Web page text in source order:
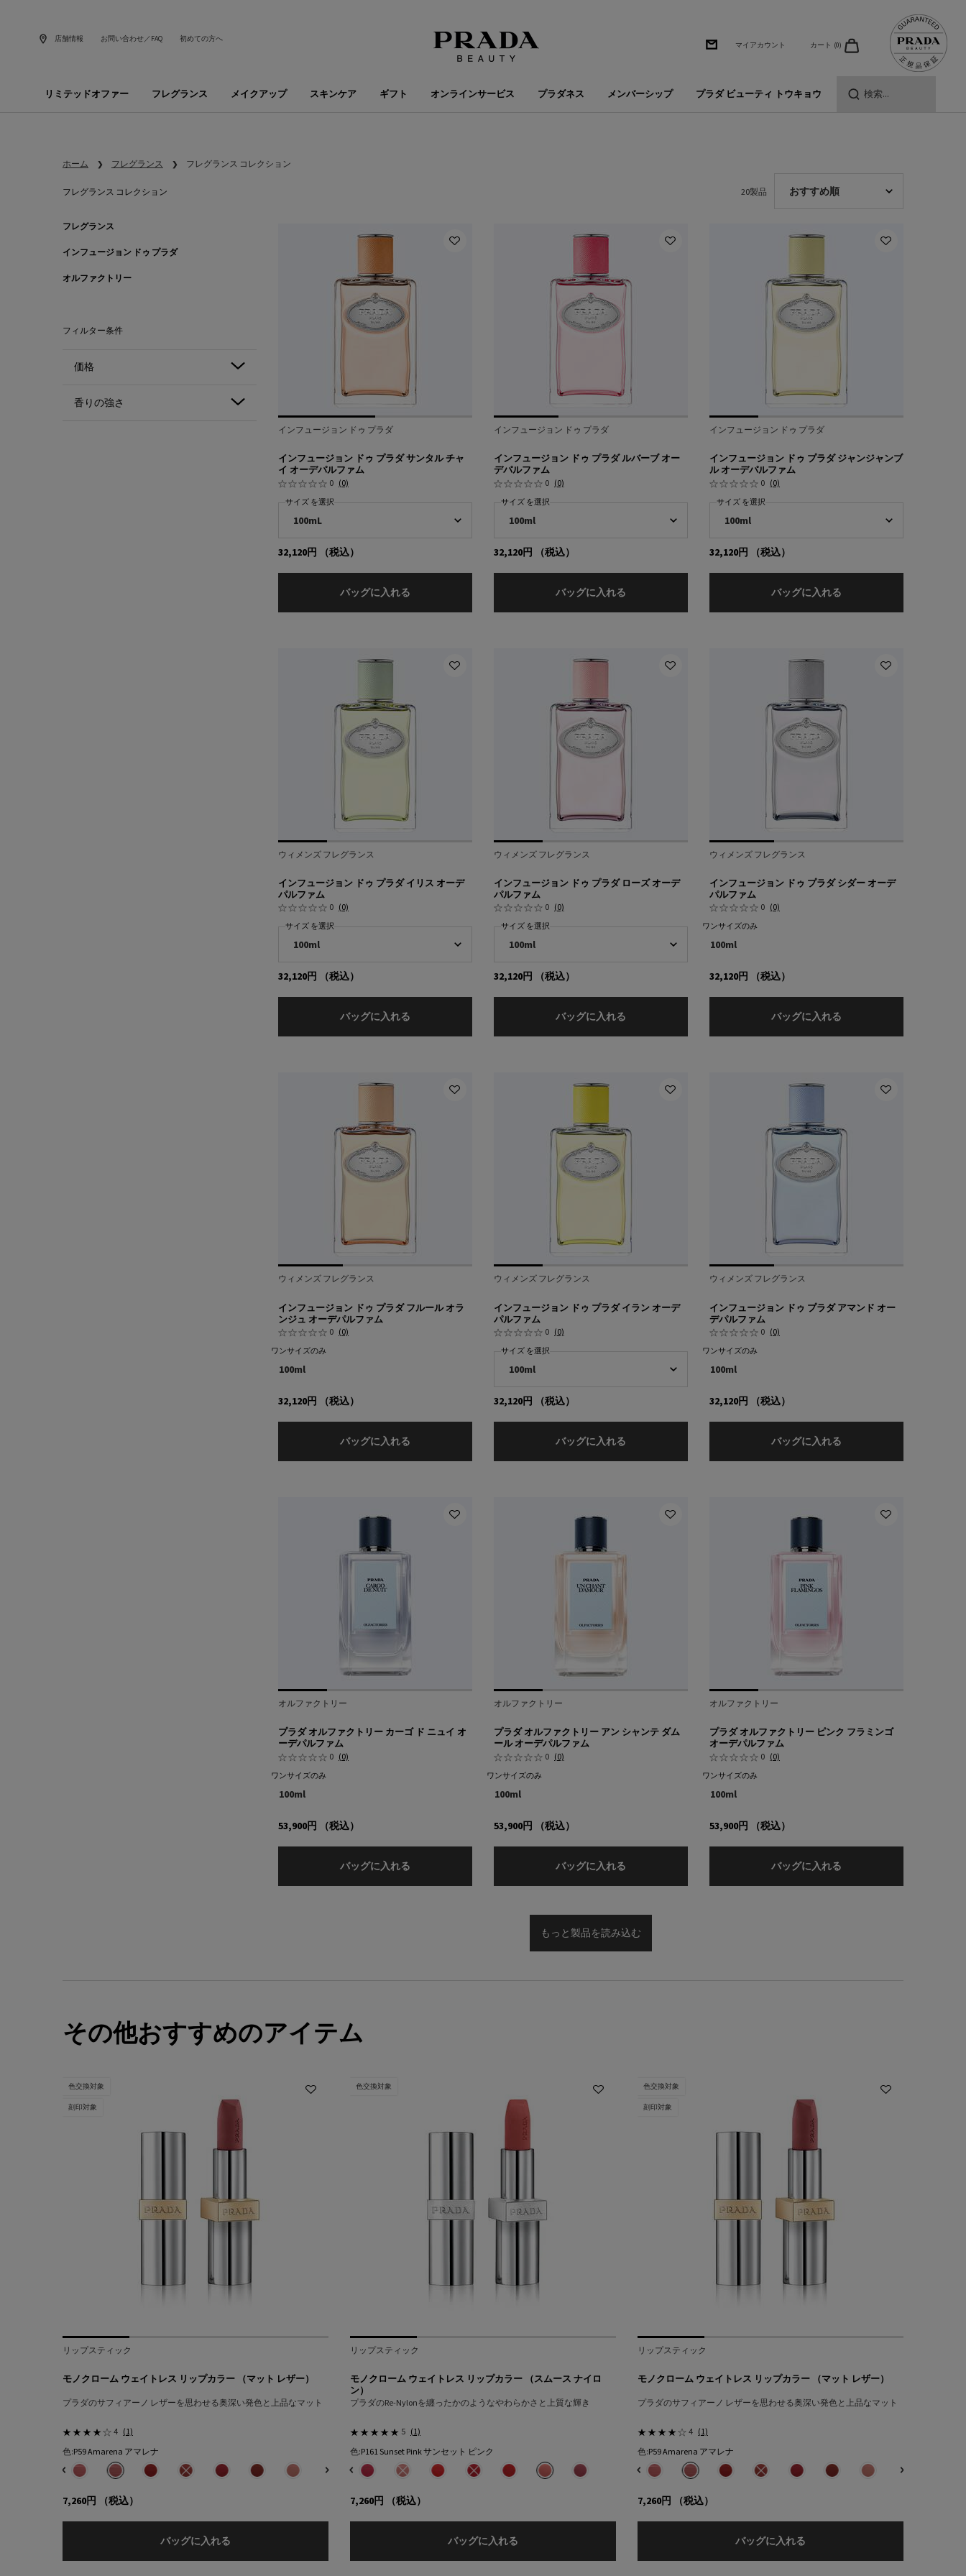
店舗情報 お問い合わせ／FAQ 初めての方へ
マイアカウント カート 0
リミテッドオファー フレグランス メイクアップ スキンケア ギフト オンラインサービス プラダネス メンバーシップ プラダ ビューティ トウキョウ 検索...
ホーム フレグランス フレグランス コレクション
フレグランス コレクション 20製品
フレグランス コレクション
フレグランス
インフュージョン ドゥ プラダ
オルファクトリー
フィルター条件
価格
香りの強さ
インフュージョン ドゥ プラダ
インフュージョン ドゥ プラダ サンタル チャ
イ オーデパルファム
0 (0)
サイズ を選択
32,120円 （税込）
バッグに入れる インフュージョン ドゥ プラダ サンタル チャイ オーデパルファム
インフュージョン ドゥ プラダ
インフュージョン ドゥ プラダ ルバーブ オー
デパルファム
0 (0)
サイズ を選択
32,120円 （税込）
バッグに入れる インフュージョン ドゥ プラダ ルバーブ オーデパルファム
インフュージョン ドゥ プラダ
インフュージョン ドゥ プラダ ジャンジャンブ
ル オーデパルファム
0 (0)
サイズ を選択
32,120円 （税込）
バッグに入れる
ウィメンズ フレグランス
インフュージョン ドゥ プラダ イリス オーデ
パルファム
0 (0)
サイズ を選択
32,120円 （税込）
バッグに入れる インフュージョン ドゥ プラダ イリス オーデパルファム
ウィメンズ フレグランス
インフュージョン ドゥ プラダ ローズ オーデ
パルファム
0 (0)
サイズ を選択
32,120円 （税込）
バッグに入れる インフュージョン ドゥ プラダ ローズ オーデパルファム
ウィメンズ フレグランス
インフュージョン ドゥ プラダ シダー オーデ
パルファム
0 (0)
ワンサイズのみ
100ml
32,120円 （税込）
バッグに入れる
ウィメンズ フレグランス
インフュージョン ドゥ プラダ フルール オラ
ンジュ オーデパルファム
0 (0)
ワンサイズのみ
100ml
32,120円 （税込）
バッグに入れる インフュージョン ドゥ プラダ フルール オランジュ オーデパルファム
ウィメンズ フレグランス
インフュージョン ドゥ プラダ イラン オーデ
パルファム
0 (0)
サイズ を選択
32,120円 （税込）
バッグに入れる インフュージョン ドゥ プラダ イラン オーデパルファム
ウィメンズ フレグランス
インフュージョン ドゥ プラダ アマンド オー
デパルファム
0 (0)
ワンサイズのみ
100ml
32,120円 （税込）
バッグに入れる
オルファクトリー
プラダ オルファクトリー カーゴ ド ニュイ オ
ーデパルファム
0 (0)
ワンサイズのみ
100ml
53,900円 （税込）
バッグに入れる プラダ オルファクトリー カーゴ ド ニュイ オーデパルファム
オルファクトリー
プラダ オルファクトリー アン シャンテ ダム
ール オーデパルファム
0 (0)
ワンサイズのみ
100ml
53,900円 （税込）
バッグに入れる プラダ オルファクトリー アン シャンテ ダムール オーデパルファム
オルファクトリー
プラダ オルファクトリー ピンク フラミンゴ
オーデパルファム
0 (0)
ワンサイズのみ
100ml
53,900円 （税込）
バッグに入れる
もっと製品を読み込む
その他おすすめのアイテム
色交換対象
刻印対象
リップスティック
モノクローム ウェイトレス リップカラー （マット レザー）
プラダのサフィアーノ レザーを思わせる奥深い発色と上品なマット
4 (1)
色:P59 Amarena アマレナ
色を選択してください
{1} の場合
ム ウェイトレス リップカラー （マット レザー）、1/18
モノクローム ウェイトレス リップカラー （マット レザー）、2/18
ニー のカラー モノクローム ウェイトレス リップカラー （マット レザー）、3/18
ォーヴ のカラー モノクローム ウェイトレス リップカラー （マット レザー）、4/18
Maron マロン のカラー モノクローム ウェイトレス リップカラー （マット レザー）、5/18
ラー モノクローム ウェイトレス リップカラー （マット レザー）、6/18
は在庫切れです, O76 Amber アンバー のカラー モノクローム ウェイトレス リップカラー （マット レザー）、7/18
ーションは在庫切れです, O77 Arancio アランチョ のカラー モノクローム ウェイトレス リップカラー （マット レザー）、8/18
P55 Fuxia フューシャ のカラー モノクローム ウェイトレス リップカラー （マット レザー）、9/18
選択済み
P56 Notte ノッテ のカラー モノクローム ウェイトレス リップカラー （マット レザー）、10/18
選択済み
P58 Tamaris タマリス のカラー モノクローム ウェイトレス リップカラー （マット レザー）、11/18
選択済み
P59 Amarena アマレナ のカラー モノクローム ウェイトレス リップカラー （マット レザー）、12/18
選択済み
R26 Lava ラヴァ のカラー モノクローム ウェイトレス リップカラー （マット レザー）、13/18
選択済み
商品バリエーションは在庫切れです, R27 Rubino ルビーノ のカラー モノクローム ウェイトレス リップカラー （マット レザー）、14/18
選択済み
R28 Fuoco フォーコ のカラー モノクローム ウェイトレス リップカラー （マット レザー）、15/18
選択済み
R29 Pompeï ポンペイ のカラー モノクローム ウェイトレス リップカラー （マット レザー）、16/18
選択済み
P60 Brick Pink ブリック ピンク のカラー モノクローム ウェイトレス リップカラー （マット レザー）、17/18
選択済み
P61 Laque Pink ラック ピンク のカラー モノクローム ウェイトレス リップカラー （マット レザー）、18/18
7,260円 （税込）
バッグに入れる モノクローム ウェイトレス リップカラー （マット レザー）
色交換対象
リップスティック
モノクローム ウェイトレス リップカラー （スムース ナイロ
ン）
プラダのRe-Nylonを纏ったかのようなやわらかさと上質な輝き
5 (1)
色:P161 Sunset Pink サンセット ピンク
色を選択してください
{1} の場合
エーションは在庫切れです, B101 Tiepolo ティエポロ のカラー モノクローム ウェイトレス リップカラー （スムース ナイロン）、1/18
商品バリエーションは在庫切れです, B102 Sienne シアン のカラー モノクローム ウェイトレス リップカラー （スムース ナイロン）、2/18
選択済み
B103 Auburn オーバーン のカラー モノクローム ウェイトレス リップカラー （スムース ナイロン）、3/18
選択済み
B105 Tonka トンカ のカラー モノクローム ウェイトレス リップカラー （スムース ナイロン）、4/18
選択済み
B106 Caramel キャラメル のカラー モノクローム ウェイトレス リップカラー （スムース ナイロン）、5/18
選択済み
商品バリエーションは在庫切れです, B107 Sedona セドナ のカラー モノクローム ウェイトレス リップカラー （スムース ナイロン）、6/18
選択済み
商品バリエーションは在庫切れです, B108 Beige ベージュ のカラー モノクローム ウェイトレス リップカラー （スムース ナイロン）、7/18
選択済み
商品バリエーションは在庫切れです, O176 Nacarat ナカラ のカラー モノクローム ウェイトレス リップカラー （スムース ナイロン）、8/18
選択済み
商品バリエーションは在庫切れです, O177 Flamingo フラミンゴ のカラー モノクローム ウェイトレス リップカラー （スムース ナイロン）、9/18
選択済み
商品バリエーションは在庫切れです, P155 Blush ブラッシュ のカラー モノクローム ウェイトレス リップカラー （スムース ナイロン）、10/18
選択済み
P156 Candy キャンディ のカラー モノクローム ウェイトレス リップカラー （スムース ナイロン）、11/18
選択済み
P157 Pourpre プールプル のカラー モノクローム ウェイトレス リップカラー （スムース ナイロン）、12/18
選択済み
商品バリエーションは在庫切れです, P158 Meranti メランティ のカラー モノクローム ウェイトレス リップカラー （スムース ナイロン）、13/18
選択済み
R126 Scarlatto スカルラット のカラー モノクローム ウェイトレス リップカラー （スムース ナイロン）、14/18
選択済み
商品バリエーションは在庫切れです, R128 Granato グラナート のカラー モノクローム ウェイトレス リップカラー （スムース ナイ
選択済み
R129 Lacca ラッカー のカラー モノクローム ウェイトレス リップカラー （スムース ナイロン）、16/18
選択済み
P161 Sunset Pink サンセット ピンク のカラー モノクローム ウェイトレス リップカラー （スムース ナイロン）
選択済み
P160 Blossom Pink ブロッサム ピンク のカラー モノクローム ウェイトレス リップカラー （スムース
7,260円 （税込）
バッグに入れる モノクローム ウェイトレス リップカラー （スムース ナイロン）
色交換対象
刻印対象
リップスティック
モノクローム ウェイトレス リップカラー （マット レザー）
プラダのサフィアーノ レザーを思わせる奥深い発色と上品なマット
4 (1)
色:P59 Amarena アマレナ
色を選択してください
{1} の場合
選択済み
商品バリエーションは在庫切れです, B01 Argile アルジル のカラー モノクローム ウェイトレス リップカラー （マット レザー）、1/18
選択済み
商品バリエーションは在庫切れです, B02 Quartz クォーツ のカラー モノクローム ウェイトレス リップカラー （マット レザー）、2/18
選択済み
商品バリエーションは在庫切れです, B03 Mahogany マホガニー のカラー モノクローム ウェイトレス リップカラー （マット レザー）、3/18
選択済み
商品バリエーションは在庫切れです, B05 Fauve フォーヴ のカラー モノクローム ウェイトレス リップカラー （マット レザー）、4/18
選択済み
商品バリエーションは在庫切れです, B13 Maron マロン のカラー モノクローム ウェイトレス リップカラー （マット レザー）、5/18
選択済み
B15 Uniform ユニフォーム のカラー モノクローム ウェイトレス リップカラー （マット レザー）、6/18
選択済み
商品バリエーションは在庫切れです, O76 Amber アンバー のカラー モノクローム ウェイトレス リップカラー （マット
選択済み
商品バリエーションは在庫切れです, O77 Arancio アランチョ のカラー モノクローム ウェイトレス リップカラ
選択済み
P55 Fuxia フューシャ のカラー モノクローム ウェイトレス リップカラー （マット レザー）、9/18
選択済み
P56 Notte ノッテ のカラー モノクローム ウェイトレス リップカラー （マット レザー）、10/
選択済み
P58 Tamaris タマリス のカラー モノクローム ウェイトレス リップカラー （マット
選択済み
P59 Amarena アマレナ のカラー モノクローム ウェイトレス リップカラ
選択済み
R26 Lava ラヴァ のカラー モノクローム ウェイトレス リップカ
選択済み
商品バリエーションは在庫切れです, R27 Rubino ルビ
選択済み
R28 Fuoco フォーコ のカラー モノクローム
選択済み
R29 Pompeï ポンペイ のカラー モ
選択済み
P60 Brick Pink ブリック
選択済み
P61 Laque Pink
7,260円 （税込）
バッグに入れる